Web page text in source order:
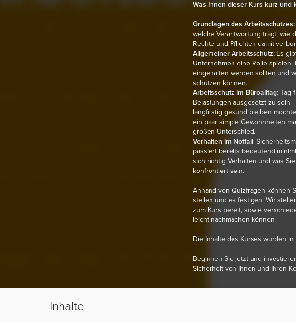
Was Ihnen dieser Kurs kurz und
Grundlagen des Arbeitsschutzes:
welche Verantwortung trägt, wie
Rechte und Pflichten damit
Allgemeiner Arbeitsschutz:Es
Unternehmen eine Rolle spielen.
eingehalten werden sollten und
schützen können.
Arbeitsschutz im Büroalltag:Tag
Belastungen ausgesetzt zu sein
langfristig gesund bleiben
ein paar simple Gewohnheiten
großen Unterschied.
Verhalten im Notfall:
passiert bereits bedeutend
sich richtig Verhalten und was
konfrontiert sein.
Anhand von Quizfragen können
stellen und es festigen. Wir
zum Kurs bereit, sowie
leicht nachmachen können.
Die Inhalte des Kurses wurden
Beginnen Sie jetzt und
Sicherheit von Ihnen und Ihren
Inhalte